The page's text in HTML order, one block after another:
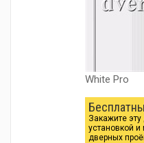
White Pro
Закажите эту
установкой
дверных